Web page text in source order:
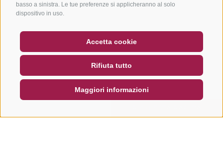
basso a sinistra. Le tue preferenze si applicheranno al solo
dispositivo in uso.
Accetta cookie
Rifiuta tutto
Maggiori informazioni
NEWSLETTER
SOCIAL WALL METEO